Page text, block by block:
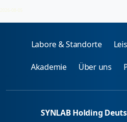
2026-08-05
Labore & Standorte
Akademie Über uns
SYNLAB Holding